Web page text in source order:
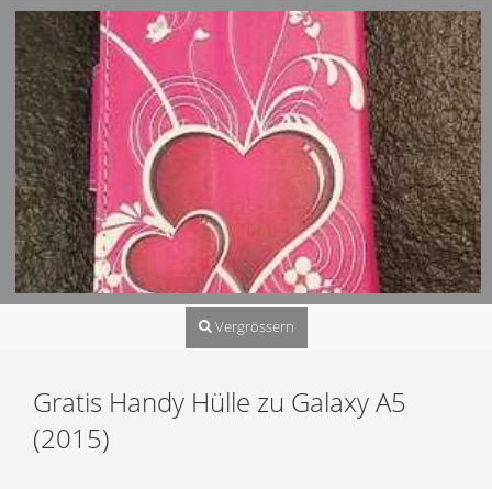
Vergrössern
Gratis Handy Hülle zu Galaxy A5
(2015)